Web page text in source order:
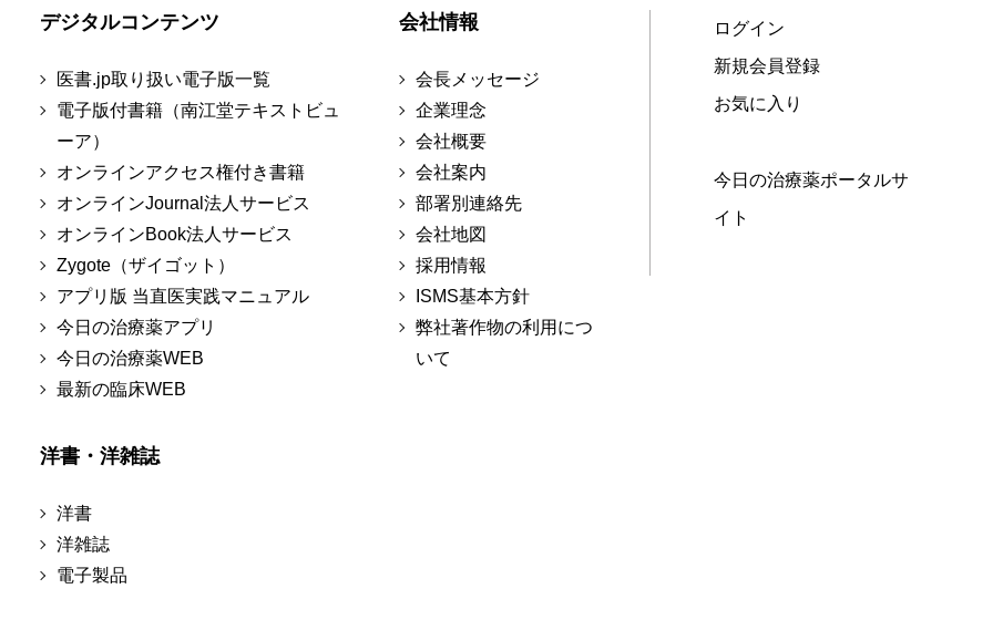
デジタルコンテンツ
医書.jp取り扱い電子版一覧
電子版付書籍（南江堂テキストビュ
ーア）
オンラインアクセス権付き書籍
オンラインJournal法人サービス
オンラインBook法人サービス
Zygote（ザイゴット）
アプリ版 当直医実践マニュアル
今日の治療薬アプリ
今日の治療薬WEB
最新の臨床WEB
洋書・洋雑誌
洋書
洋雑誌
電子製品
会社情報
会長メッセージ
企業理念
会社概要
会社案内
部署別連絡先
会社地図
採用情報
ISMS基本方針
弊社著作物の利用につ
いて
ログイン
新規会員登録
お気に入り
今日の治療薬ポータルサ
イト